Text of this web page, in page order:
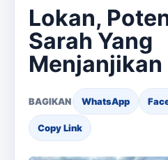
Lokan,
Sarah Yang
Menjanjikan
BAGIKAN WhatsApp
Copy Link